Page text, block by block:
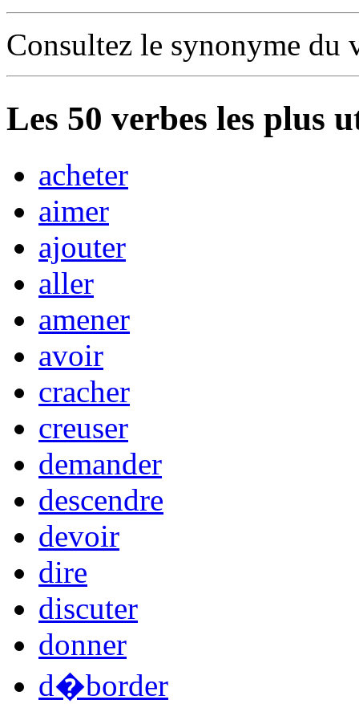
Consultez le synonyme du
Les 50 verbes les plus
acheter
aimer
ajouter
aller
amener
avoir
cracher
creuser
demander
descendre
devoir
dire
discuter
donner
d�border